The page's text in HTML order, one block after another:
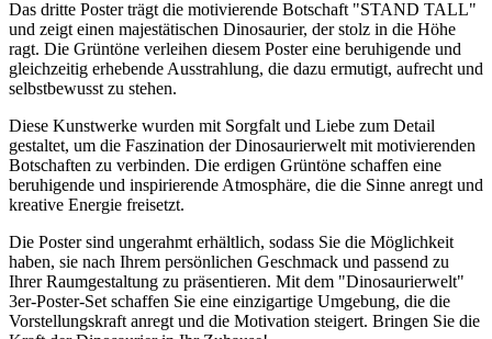
Das dritte Poster trägt die motivierende Botschaft "STAND TALL"
und zeigt einen majestätischen Dinosaurier, der stolz in die Höhe
ragt. Die Grüntöne verleihen diesem Poster eine beruhigende und
gleichzeitig erhebende Ausstrahlung, die dazu ermutigt, aufrecht und
selbstbewusst zu stehen.
Diese Kunstwerke wurden mit Sorgfalt und Liebe zum Detail
gestaltet, um die Faszination der Dinosaurierwelt mit motivierenden
Botschaften zu verbinden. Die erdigen Grüntöne schaffen eine
beruhigende und inspirierende Atmosphäre, die die Sinne anregt und
kreative Energie freisetzt.
Die Poster sind ungerahmt erhältlich, sodass Sie die Möglichkeit
haben, sie nach Ihrem persönlichen Geschmack und passend zu
Ihrer Raumgestaltung zu präsentieren. Mit dem "Dinosaurierwelt"
3er-Poster-Set schaffen Sie eine einzigartige Umgebung, die die
Vorstellungskraft anregt und die Motivation steigert. Bringen Sie die